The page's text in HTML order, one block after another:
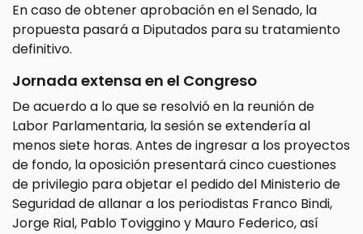
En caso de obtener aprobación en el Senado, la
propuesta pasará a Diputados para su tratamiento
definitivo.
Jornada extensa en el Congreso
De acuerdo a lo que se resolvió en la reunión de
Labor Parlamentaria, la sesión se extendería al
menos siete horas. Antes de ingresar a los proyectos
de fondo, la oposición presentará cinco cuestiones
de privilegio para objetar el pedido del Ministerio de
Seguridad de allanar a los periodistas Franco Bindi,
Jorge Rial, Pablo Toviggino y Mauro Federico, así